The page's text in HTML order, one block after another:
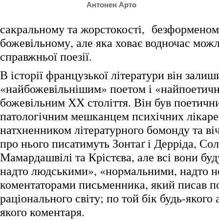
Антонен Арто
сакральному та жорстокості,
божевільному, але яка ховає водночас
справжньої поезії.
В історії французької літератури він
«найбожевільнішим» поетом і
божевільним ХХ століття. Він був
патологічним мешканцем психічних
натхненником літературного бомонду та
про нього писатимуть Зонтаґ і Дерріда,
Мамардашвілі та Крістєва, але всі вони
надто людськими», «нормальними, надто
коментаторами письменника, який писав
раціонального світу; по той бік будь-якого
якого коментаря.